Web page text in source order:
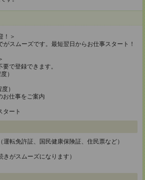
！＞
がスムーズです。最短翌日からお仕事スタート！
で登録できます。
）
）
お仕事をご案内
タート
運転免許証、国民健康保険証、住民票など）
)
きがスムーズになります）